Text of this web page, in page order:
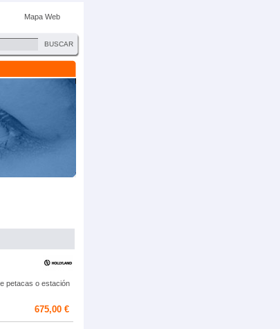
Mapa Web
BUSCAR
petacas o estación
675,00 €